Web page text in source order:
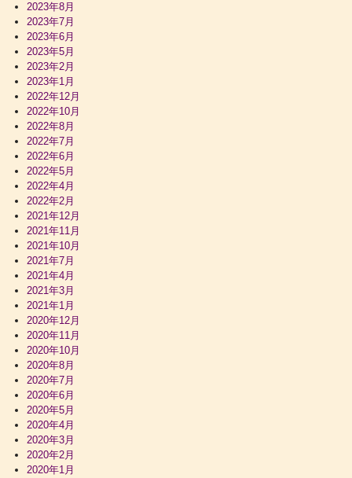
2023年8月
2023年7月
2023年6月
2023年5月
2023年2月
2023年1月
2022年12月
2022年10月
2022年8月
2022年7月
2022年6月
2022年5月
2022年4月
2022年2月
2021年12月
2021年11月
2021年10月
2021年7月
2021年4月
2021年3月
2021年1月
2020年12月
2020年11月
2020年10月
2020年8月
2020年7月
2020年6月
2020年5月
2020年4月
2020年3月
2020年2月
2020年1月